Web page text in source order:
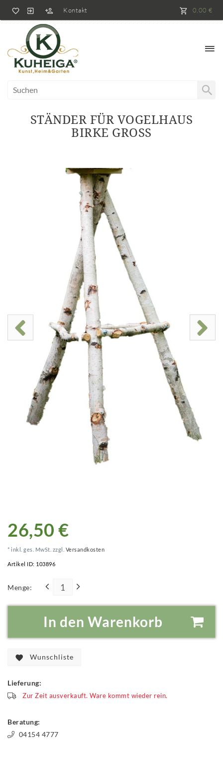
Kontakt 0,00 €
STÄNDER FÜR VOGELHAUS
BIRKE GROSS
26,50 €
* inkl. ges. MwSt. zzgl. Versandkosten
Artikel ID: 103896
Menge:
In den Warenkorb
Wunschliste
Lieferung:
Zur Zeit ausverkauft. Ware kommt wieder rein.
Beratung:
04154 4777